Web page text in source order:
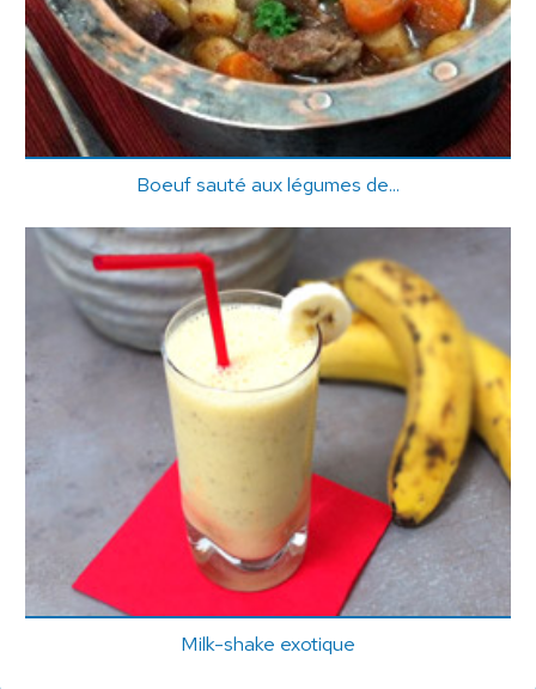
Boeuf sauté aux légumes de...
Milk-shake exotique